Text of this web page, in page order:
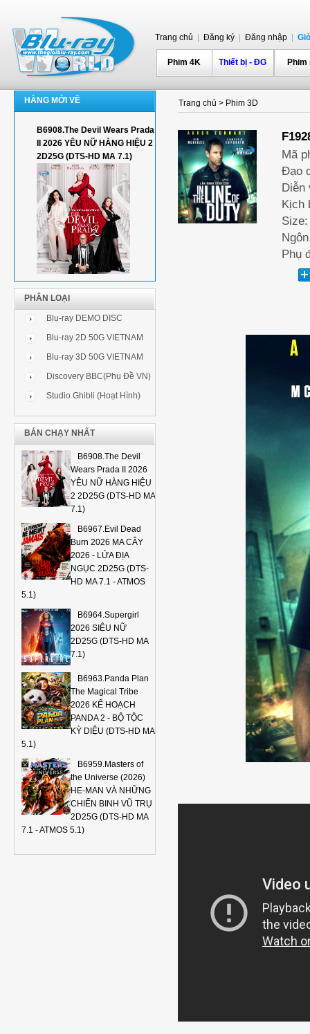
Trang chủ Đăng ký Đăng nhập
Phim 4K Thiết bị - ĐG
HÀNG MỚI VỀ
B6908.The Devil Wears Prada
II 2026 YÊU NỮ HÀNG HIỆU 2
2D25G (DTS-HD MA 7.1)
PHÂN LOẠI
Blu-ray DEMO DISC
Blu-ray 2D 50G VIETNAM
Blu-ray 3D 50G VIETNAM
Discovery BBC(Phụ Đề VN)
Studio Ghibli (Hoạt Hình)
BÁN CHẠY NHẤT
B6908.The Devil
Wears Prada II 2026
YÊU NỮ HÀNG HIỆU
2 2D25G (DTS-HD MA
7.1)
B6967.Evil Dead
Burn 2026 MA CÂY
2026 - LỬA ĐỊA
NGỤC 2D25G (DTS-
HD MA 7.1 - ATMOS
5.1)
B6964.Supergirl
2026 SIÊU NỮ
2D25G (DTS-HD MA
7.1)
B6963.Panda Plan
The Magical Tribe
2026 KẾ HOẠCH
PANDA 2 - BỘ TỘC
KỲ DIỆU (DTS-HD MA
5.1)
B6959.Masters of
the Universe (2026)
HE-MAN VÀ NHỮNG
CHIẾN BINH VŨ TRỤ
2D25G (DTS-HD MA
7.1 - ATMOS 5.1)
Trang chủ > Phim 3D
Mã
Đạo
Diễn
Kịch
Phụ